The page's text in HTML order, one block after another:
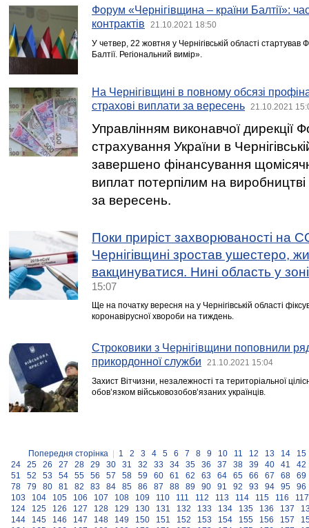
Форум «Чернігівщина – країни Балтії»:
контрактів
21.10.2021 18:50
У четвер, 22 жовтня у Чернігівській області стартував
Балтії. Регіональний вимір».
На Чернігівщині в повному обсязі
страхові виплати за вересень
21.10.2021
Управлінням виконавчої дирекції
страхування України в
завершено фінансування
виплат потерпілим на
за вересень.
Поки приріст захворюваності на
Чернігівщині зростав ушестеро,
вакцинуватися. Нині область у
15:07
Ще на початку вересня на у Чернігівській області
коронавірусної хвороби на тиждень.
Строковики з Чернігівщини поповнили
прикордонної служби
21.10.2021 15:04
Захист Вітчизни, незалежності та територіальної
обов’язком військовозобов’язаних українців.
Попередня сторінка 1 2 3 4 5 6 7 8 9 10 11 12 13 14
15
24
25 26 27 28 29 30 31 32 33 34 35 36 37 38 39 40 41
42
51
52 53 54 55 56 57 58 59 60 61 62 63 64 65 66 67 68
69
78
79 80 81 82 83 84 85 86 87 88 89 90 91 92 93 94 95
96
103
104 105 106 107 108 109 110 111 112 113 114 115 116
117
124
125 126 127 128 129 130 131 132 133 134 135 136 137
144
145 146 147 148 149 150 151 152 153 154 155 156 157